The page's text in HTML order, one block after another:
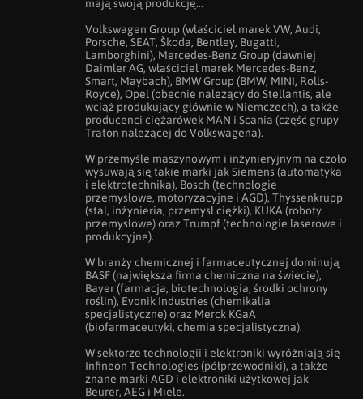
mają swoją produkcję...
Volkswagen Group (właściciel marek VW, Audi,
Porsche, SEAT, Škoda, Bentley, Bugatti,
Lamborghini), Mercedes-Benz Group (dawniej
Daimler AG, właściciel marek Mercedes-Benz,
Smart, Maybach), BMW Group (BMW, MINI, Rolls-
Royce), Opel (obecnie należący do Stellantis, ale
wciąż produkujący głównie w Niemczech), a także
producenci ciężarówek MAN i Scania (część grupy
Traton należącej do Volkswagena).
W przemyśle maszynowym i inżynieryjnym na czoło
wysuwają się takie marki jak Siemens (automatyka
i elektrotechnika), Bosch (technologie
przemysłowe, motoryzacyjne i AGD), Thyssenkrupp
(stal, inżynieria, przemysł ciężki), KUKA (roboty
przemysłowe) oraz Trumpf (technologie laserowe i
produkcyjne).
W branży chemicznej i farmaceutycznej dominują
BASF (największa firma chemiczna na świecie),
Bayer (farmacja, biotechnologia, środki ochrony
roślin), Evonik Industries (chemikalia
specjalistyczne) oraz Merck KGaA
(biofarmaceutyki, chemia specjalistyczna).
W sektorze technologii i elektroniki wyróżniają się
Infineon Technologies (półprzewodniki), a także
znane marki AGD i elektroniki użytkowej jak
Beurer, AEG i Miele.